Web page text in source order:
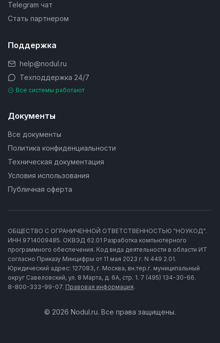
Telegram чат
Стать партнером
Поддержка
help@nodul.ru
Техподдержка 24/7
Все системы работают
Документы
Все документы
Политика конфиденциальности
Техническая документация
Условия использования
Публичная оферта
ОБЩЕСТВО С ОГРАНИЧЕННОЙ ОТВЕТСТВЕННОСТЬЮ "НОУКОД".
ИНН 9714009485. ОКВЭД 62.01 Разработка компьютерного
программного обеспечения. Код вида деятельности в области ИТ
согласно Приказу Минцифры от 11 мая 2023 г. N 449 2.01.
Юридический адрес: 127083, г. Москва, вн.тер.г. муниципальный
округ Савеловский, ул. 8 Марта, д. 6А, стр. 1. 7 (495) 134-30-66.
8-800-333-99-07. Правовая информация.
© 2026 Nodul.ru. Все права защищены.